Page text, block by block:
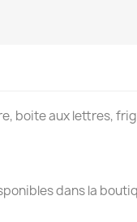
boite aux lettres,
dans la